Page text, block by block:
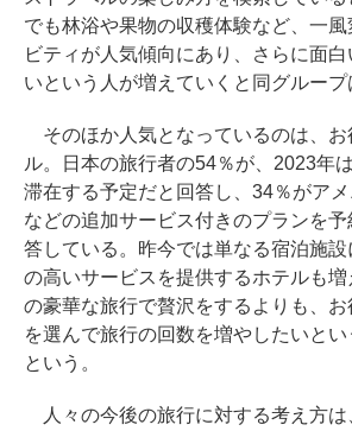
でも林浴や果物の収穫体験など、一風
ビティが人気傾向にあり、さらに面
いという人が増えていくと同グループ
そのほか人気となっているのは、お
ル。日本の旅行者の54％が、2023年
滞在する予定だと回答し、34％がア
などの追加サービス付きのプランを予
答している。昨今では単なる宿泊施
の高いサービスを提供するホテルも増
の豪華な旅行で贅沢をするよりも、
を選んで旅行の回数を増やしたいと
という。
人々の今後の旅行に対する考え方は